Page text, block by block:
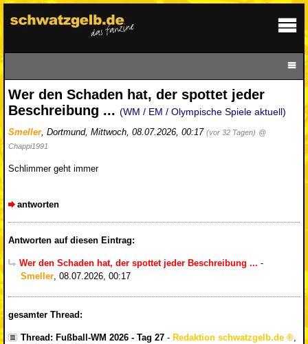
Wer den Schaden hat, der spottet jeder
Beschreibung ... (WM / EM / Olympische Spiele aktuell)
Smeller, Dortmund, Mittwoch, 08.07.2026, 00:17 (vor 32 Tagen) @
Chappi1991
Schlimmer geht immer
antworten
Antworten auf diesen Eintrag:
Wer den Schaden hat, der spottet jeder Beschreibung ... -
Smeller, 08.07.2026, 00:17
gesamter Thread:
Thread: Fußball-WM 2026 - Tag 27 - Redaktion schwatzgelb.de